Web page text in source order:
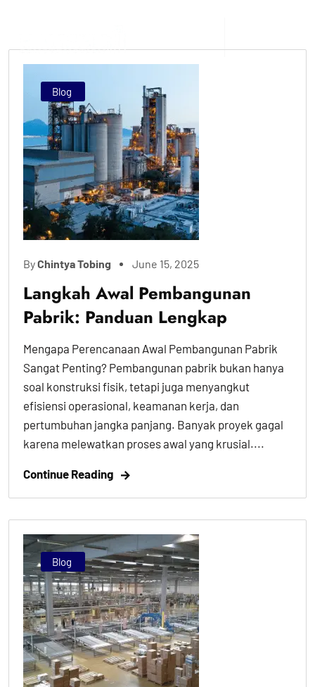
Blog
ByChintya Tobing June 15, 2025
Langkah Awal Pembangunan
Pabrik: Panduan Lengkap
Mengapa Perencanaan Awal Pembangunan Pabrik
Sangat Penting? Pembangunan pabrik bukan hanya
soal konstruksi fisik, tetapi juga menyangkut
efisiensi operasional, keamanan kerja, dan
pertumbuhan jangka panjang. Banyak proyek gagal
karena melewatkan proses awal yang krusial....
Continue Reading
Blog